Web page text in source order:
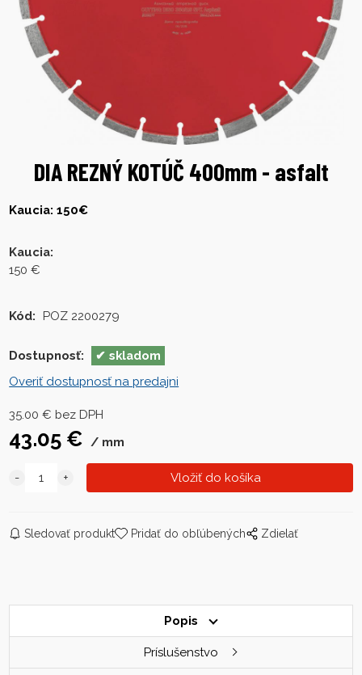
DIA REZNÝ KOTÚČ 400mm - asfalt
Kaucia: 150€
Kaucia:
150 €
Kód: POZ 2200279
Dostupnosť:
skladom
Overiť dostupnosť na predajni
35.00 € bez DPH
43.05 € mm
Sledovať produkt Pridať do obľúbených Zdielať
Popis
Príslušenstvo